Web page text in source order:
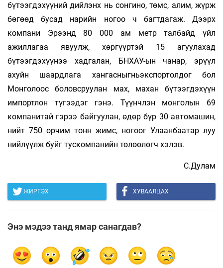
бүтээгдэхүүний дийлэнх нь сонгино, төмс, алим, жүрж
бөгөөд бусад нарийн ногоо ч багтдагаж. Дээрх
компани Эрээнд 80 000 ам метр талбайд үйл
ажиллагаа явуулж, хөргүүртэй 15 агуулахад
бүтээгдэхүүнээ хадгалан, БНХАУ-ын чанар, эрүүл
ахуйн шаардлага хангасныгньэкспортолдог бол
Монголоос боловсруулан мах, махан бүтээгдэхүүн
импортлон түгээдэг гэнэ. Түүнчлэн монголын 69
компанитай гэрээ байгуулан, өдөр бүр 30 автомашин,
нийт 750 орчим тонн жимс, ногоог Улаанбаатар луу
нийлүүлж буйг тускомпанийн төлөөлөгч хэлэв.
С.Дулам
ЖИРГЭХ ХУВААЛЦАХ
Энэ мэдээ танд ямар санагдав?